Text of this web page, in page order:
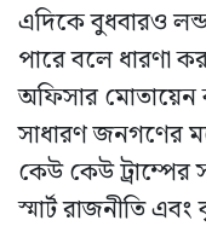
এদিকে বুধবারও
পারে বলে ধারণা
অফিসার মোতায়েন
সাধারণ জনগণের
কেউ কেউ
স্মার্ট রাজনীতি